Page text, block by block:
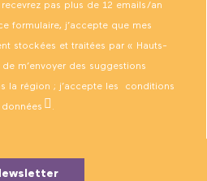
pas plus de 12 emails/an
formulaire, j’accepte que mes
stockées et traitées par « Hauts-
m’envoyer des suggestions
la région ; j’accepte les conditions
.